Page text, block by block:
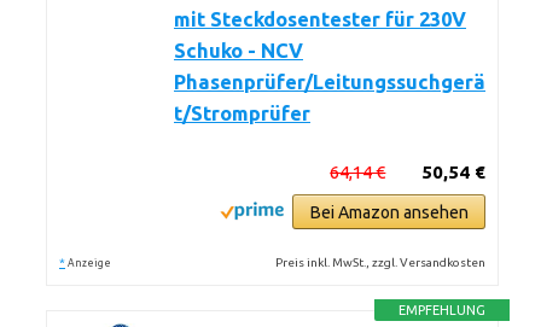
mit Steckdosentester für 230V
Schuko - NCV
Phasenprüfer/Leitungssuchgerä
t/Stromprüfer
50,54 €
64,14 €
Bei Amazon ansehen
* Anzeige Preis inkl. MwSt., zzgl. Versandkosten
EMPFEHLUNG